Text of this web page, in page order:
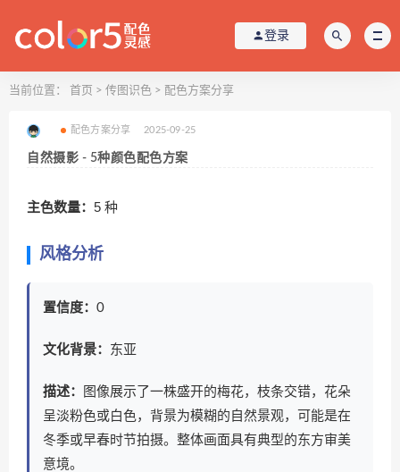
登录
当前位置： 首页 > 传图识色 > 配色方案分享
配色方案分享 2025-09-25
自然摄影 - 5种颜色配色方案
主色数量： 5 种
风格分析
置信度： 0
文化背景： 东亚
描述：
图像展示了一株盛开的梅花，枝条交错，花朵
呈淡粉色或白色，背景为模糊的自然景观，可能是在
冬季或早春时节拍摄。整体画面具有典型的东方审美
意境。